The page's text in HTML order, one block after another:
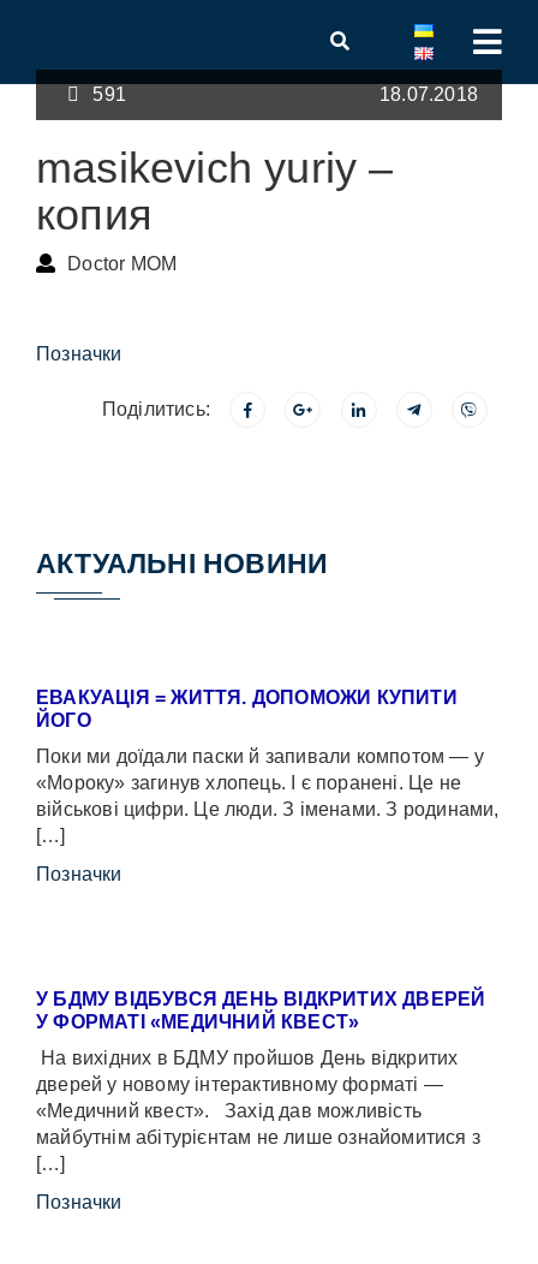
591 18.07.2018
masikevich yuriy –
копия
Doctor MOM
Позначки
Поділитись:
АКТУАЛЬНІ НОВИНИ
ЕВАКУАЦІЯ = ЖИТТЯ. ДОПОМОЖИ КУПИТИ
ЙОГО
Поки ми доїдали паски й запивали компотом — у
«Мороку» загинув хлопець. І є поранені. Це не
військові цифри. Це люди. З іменами. З родинами,
[…]
Позначки
У БДМУ ВІДБУВСЯ ДЕНЬ ВІДКРИТИХ ДВЕРЕЙ
У ФОРМАТІ «МЕДИЧНИЙ КВЕСТ»
На вихідних в БДМУ пройшов День відкритих
дверей у новому інтерактивному форматі —
«Медичний квест». Захід дав можливість
майбутнім абітурієнтам не лише ознайомитися з
[…]
Позначки